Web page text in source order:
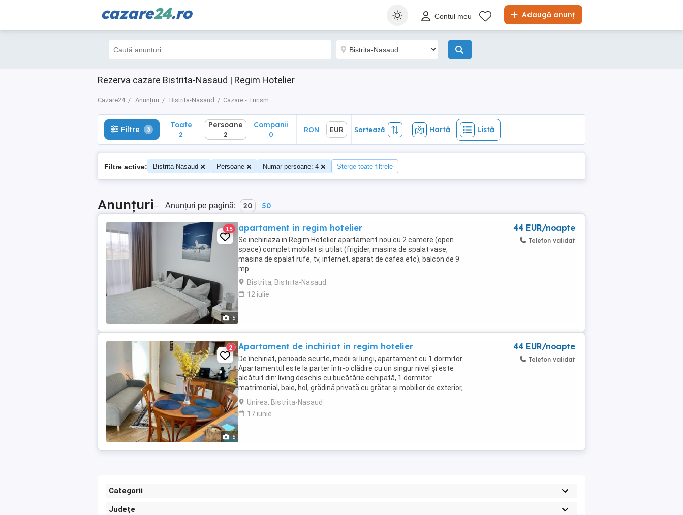
cazare24.ro Adaugă anunț
Contul meu
Rezerva cazare Bistrita-Nasaud | Regim Hotelier
Cazare24 Anunțuri Bistrita-Nasaud Cazare - Turism
Filtre 3 Toate
2
Hartă Listă
Filtre 3 Toate
2
Persoane
2
Companii
0
RON EUR Sortează Hartă Listă
Filtre active: Bistrita-Nasaud Persoane Numar persoane: 4 Șterge toate filtrele
Anunțuri– Anunțuri pe pagină: 20 50
5
15 apartament in regim hotelier
Se inchiriaza in Regim Hotelier apartament nou cu 2 camere (open
space) complet mobilat si utilat (frigider, masina de spalat vase,
masina de spalat rufe, tv, internet, aparat de cafea etc), balcon de 9
mp.
Bistrita, Bistrita-Nasaud
12 iulie
44 EUR/noapte
Telefon validat
5
2 Apartament de inchiriat in regim hotelier
De închiriat, perioade scurte, medii si lungi, apartament cu 1 dormitor.
Apartamentul este la parter într-o clădire cu un singur nivel și este
alcătuit din: living deschis cu bucătărie echipată, 1 dormitor
matrimonial, baie, hol, grădină privată cu grătar și mobilier de exterior,
loc de parcare. Poate ...
Unirea, Bistrita-Nasaud
17 iunie
44 EUR/noapte
Telefon validat
Categorii
Județe